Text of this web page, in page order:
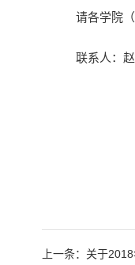
请各学院
联系人：
上一条：关于